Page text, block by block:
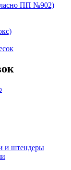
ПП №902)
и штендеры